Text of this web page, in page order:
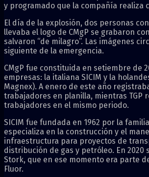
y programado que la compañía realiza
El día de la explosión, dos personas
llevaba el logo de CMgP se grabaron
salvaron “de milagro”. Las imágenes
siguiente de la emergencia.
CMgP fue constituida en setiembre de
empresas: la italiana SICIM y la
Magnex). A enero de este año
trabajadores en planilla, mientras TGP
trabajadores en el mismo periodo.
SICIM fue fundada en 1962 por la
especializa en la construcción y el
infraestructura para proyectos de
distribución de gas y petróleo. En 2020
Stork, que en ese momento era parte
Fluor.